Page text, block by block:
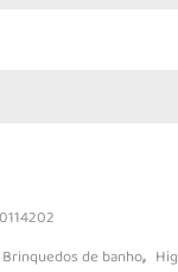
Brinquedos de banho,